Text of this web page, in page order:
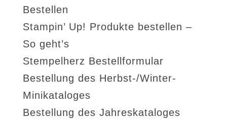
Bestellen
Stampin’ Up! Produkte bestellen –
So geht’s
Stempelherz Bestellformular
Bestellung des Herbst-/Winter-
Minikataloges
Bestellung des Jahreskataloges